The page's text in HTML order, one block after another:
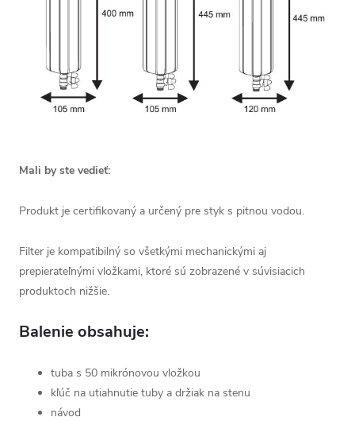
Mali by ste vedieť:
Produkt je certifikovaný a určený pre styk s pitnou vodou.
Filter je kompatibilný so všetkými mechanickými aj
prepierateľnými vložkami, ktoré sú zobrazené v súvisiacich
produktoch nižšie.
Balenie obsahuje:
tuba s 50 mikrónovou vložkou
kľúč na utiahnutie tuby a držiak na stenu
návod